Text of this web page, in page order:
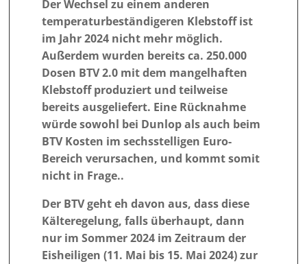
Der Wechsel zu einem anderen
temperaturbeständigeren Klebstoff ist
im Jahr 2024 nicht mehr möglich.
Außerdem wurden bereits ca. 250.000
Dosen BTV 2.0 mit dem mangelhaften
Klebstoff produziert und teilweise
bereits ausgeliefert. Eine Rücknahme
würde sowohl bei Dunlop als auch beim
BTV Kosten im sechsstelligen Euro-
Bereich verursachen, und kommt somit
nicht in Frage..
Der BTV geht eh davon aus, dass diese
Kälteregelung, falls überhaupt, dann
nur im Sommer 2024 im Zeitraum der
Eisheiligen (11. Mai bis 15. Mai 2024) zur